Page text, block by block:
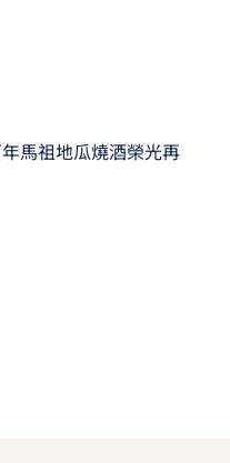
年馬祖地瓜燒酒榮光再